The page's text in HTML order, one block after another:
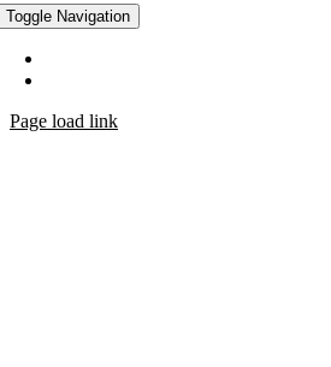
Toggle Navigation
Page load link